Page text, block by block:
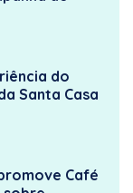
do
Santa Casa
Café